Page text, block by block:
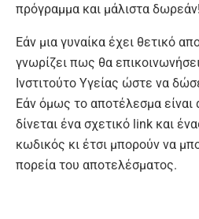
πρόγραμμα και μάλιστα δωρεάν!
Εάν μια γυναίκα έχει θετικό
γνωρίζει πως θα
Ινστιτούτο Υγείας ώστε να
Εάν όμως το αποτέλεσμα είναι
δίνεται ένα σχετικό link και
κωδικός κι έτσι μπορούν να
πορεία του αποτελέσματος.